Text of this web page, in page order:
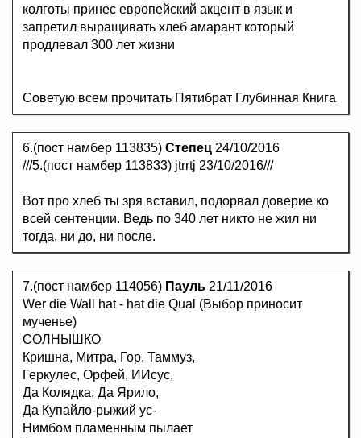
колготы принес европейский акцент в язык и
запретил выращивать хлеб амарант который
продлевал 300 лет жизни
Советую всем прочитать Пятибрат Глубинная Книга
6.(пост намбер 113835) Степец 24/10/2016
///5.(пост намбер 113833) jtrrtj 23/10/2016///
Вот про хлеб ты зря вставил, подорвал доверие ко
всей сентенции. Ведь по 340 лет никто не жил ни
тогда, ни до, ни после.
7.(пост намбер 114056) Пауль 21/11/2016
Wer die Wall hat - hat die Qual (Выбор приносит
мученье)
СОЛНЫШКО
Кришна, Митра, Гор, Таммуз,
Геркулес, Орфей, ИИсус,
Да Колядка, Да Ярило,
Да Купайло-рыжий ус-
Нимбом пламенным пылает